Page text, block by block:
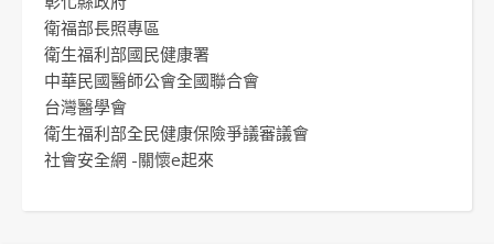
衛福部長照專區
衛生福利部國民健康署
中華民國醫師公會全國聯合會
台灣醫學會
衛生福利部全民健康保險爭議審議會
社會安全網 -關懷e起來